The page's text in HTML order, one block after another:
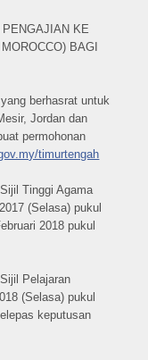
PENGAJIAN KE
BAGI
berhasrat untuk
Jordan dan
permohonan
timurtengah
Tinggi Agama
(Selasa) pukul
2018 pukul
Pelajaran
(Selasa) pukul
keputusan